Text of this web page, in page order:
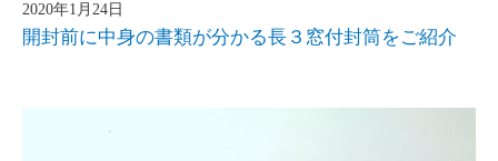
2020年1月24日
開封前に中身の書類が分かる長３窓付封筒をご紹介